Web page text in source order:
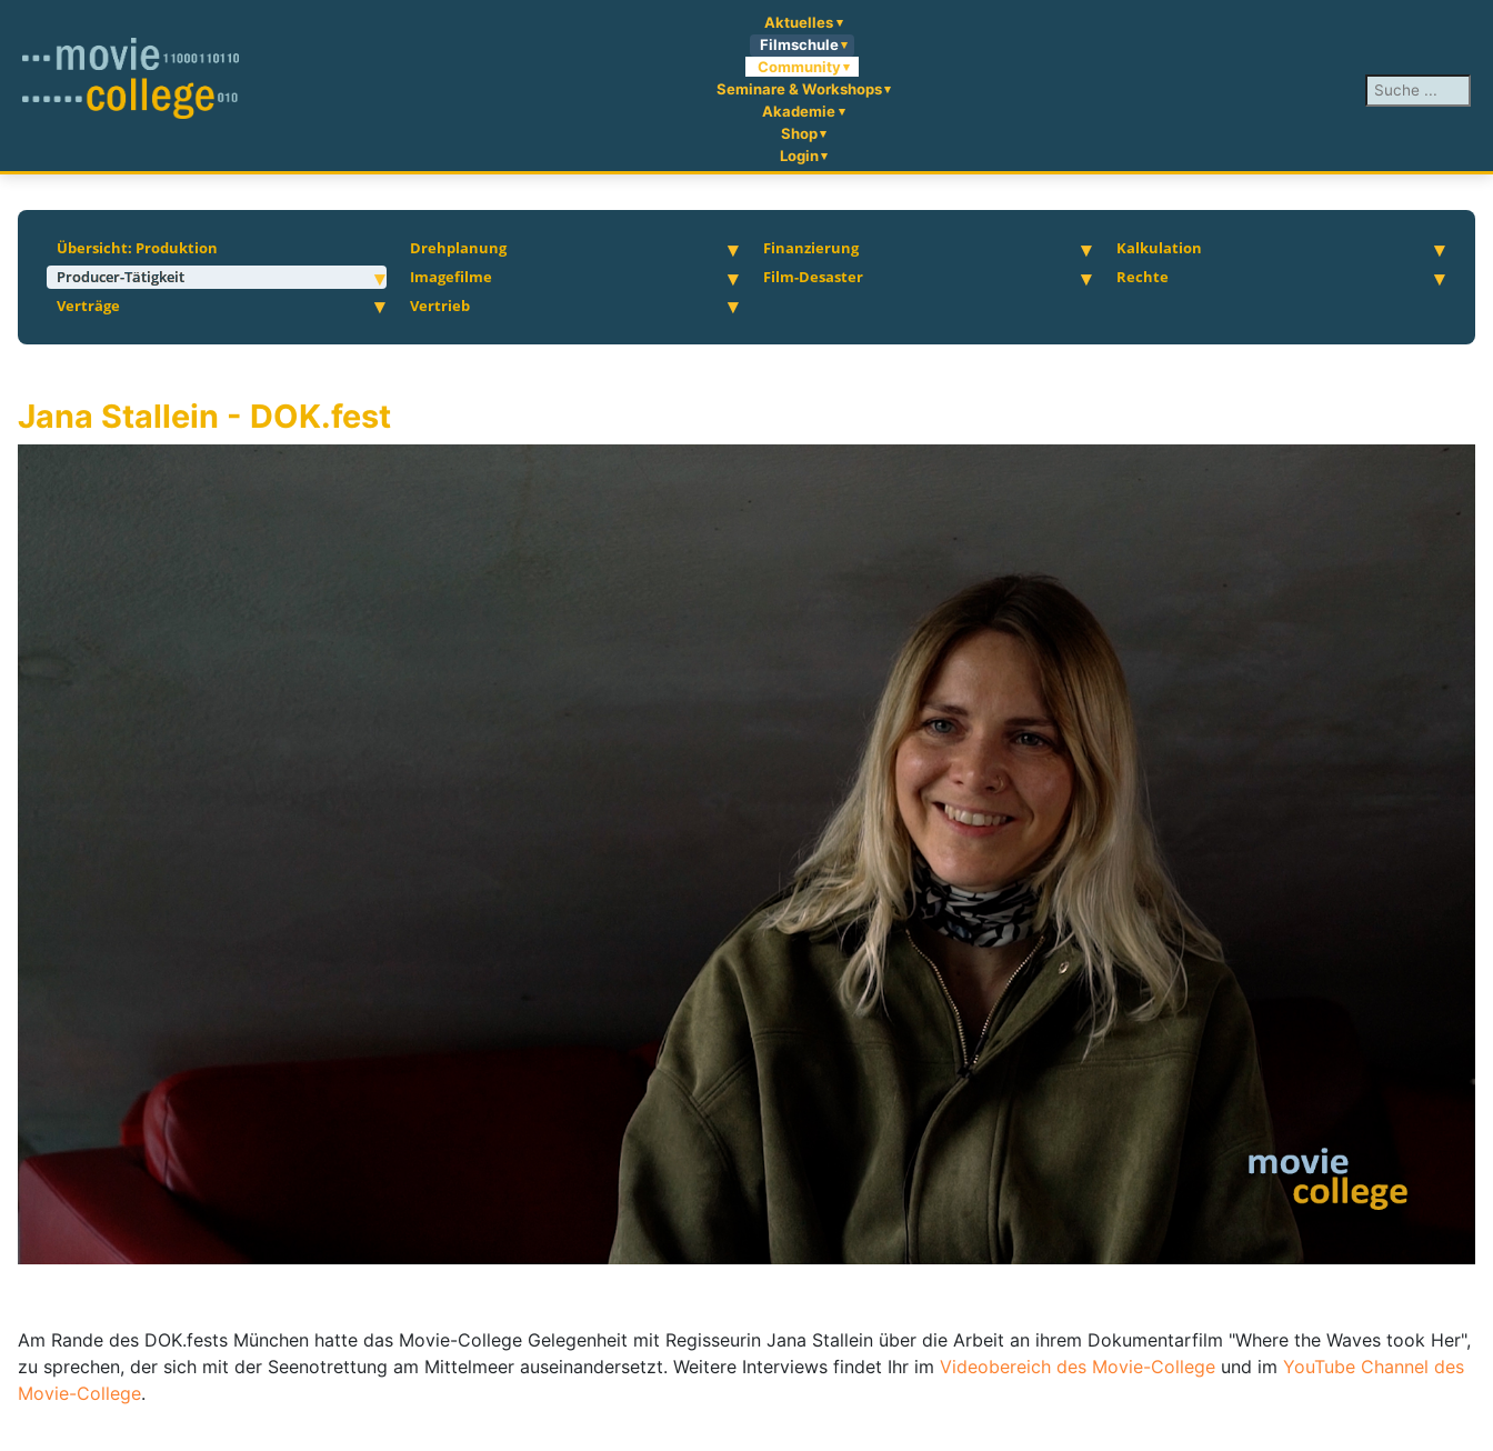
Aktuelles
Filmschule
Community
Seminare & Workshops
Akademie
Shop
Login
Suchen ...
Übersicht: Produktion Drehplanung Finanzierung
Kalkulation
Producer-Tätigkeit
Imagefilme Film-Desaster
Rechte
Verträge
Vertrieb
Jana Stallein - DOK.fest
Am Rande des DOK.fests München hatte das Movie-College Gelegenheit mit Regisseurin Jana Stallein über die Arbeit an ihrem Dokumentarfilm "Where the Waves took Her",
zu sprechen, der sich mit der Seenotrettung am Mittelmeer auseinandersetzt. Weitere Interviews findet Ihr im Videobereich des Movie-College und im YouTube Channel des
Movie-College.